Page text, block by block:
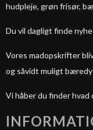
hudpleje, grøn frisør,
Du vil dagligt finde
Vores madopskrifter
og såvidt muligt
Vi håber du finder hvad